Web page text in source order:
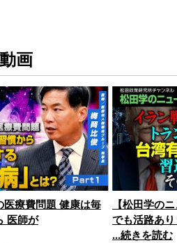
画
医療費問題 健康は毎
医師が
【松田学の
でも活路あ
...続きを読む